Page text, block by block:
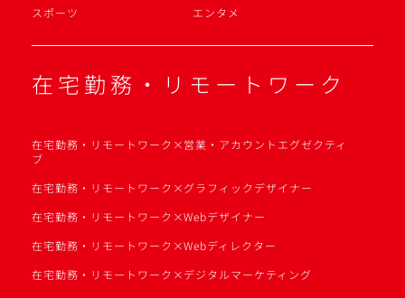
スポーツ
エンタメ
在宅勤務・リモートワーク
在宅勤務・リモートワーク×営業・アカウントエグゼクティ
ブ
在宅勤務・リモートワーク×グラフィックデザイナー
在宅勤務・リモートワーク×Webデザイナー
在宅勤務・リモートワーク×Webディレクター
在宅勤務・リモートワーク×デジタルマーケティング